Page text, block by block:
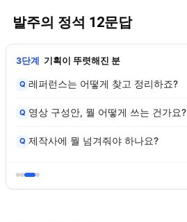
발주의 정석 12문답
3단계 기획이 뚜렷해진 분
Q 레퍼런스는 어떻게 찾고 정리하죠?
Q 영상 구성안, 뭘 어떻게 쓰는 건가요?
Q 제작사에 뭘 넘겨줘야 하나요?